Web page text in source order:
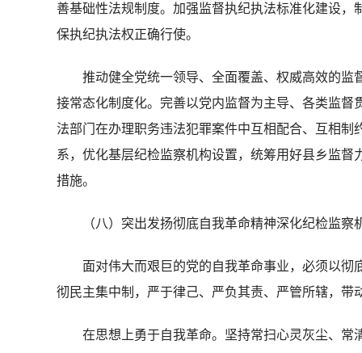
善基础性法规制度。加强监督执纪执法标准化建设
保执纪执法权正确行使。
推动健全党统一领导、全面覆盖、权威高效的监
接常态化制度化。完善以党内监督为主导、各类监
法部门在办理职务违法犯罪案件中互相配合、互相
系，优化基层纪检监察机构设置，统筹用好县乡监督
措施。
（八）突出发扬彻底自我革命精神深化纪检监察
面对伟大而艰巨的党的自我革命事业，必须以彻
彻民主集中制，严于律己、严负其责、严管所辖，
在思想上勇于自我革命。坚持常扫心灵灰尘、常